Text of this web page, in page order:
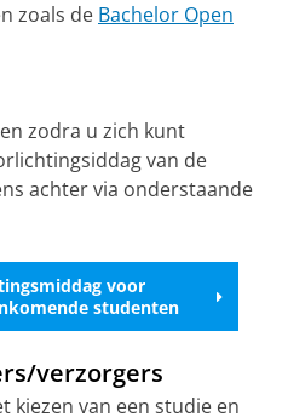
zoals de Bachelor Open
zodra u zich kunt
van de
achter via onderstaande
voor
studenten
verzorgers
kiezen van een studie en